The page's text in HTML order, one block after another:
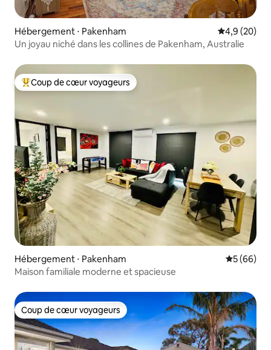
Hébergement ⋅ Pakenham Évaluation
4,9 (20)
Un joyau niché dans les collines de Pakenham, Australie
Coups de cœur voyageurs les plus appréciés
Coup de cœur voyageurs
Hébergement ⋅ Pakenham
5 (66)
Maison familiale moderne et spacieuse
Coup de cœur voyageurs
Coup de cœur voyageurs